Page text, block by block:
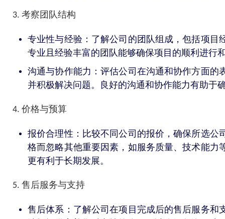
3. 考察团队结构
专业性与经验：了解公司的团队组成，包括项
专业且经验丰富的团队能够确保项目的顺利进行
沟通与协作能力：评估公司在沟通和协作方面
并积极解决问题。良好的沟通和协作能力有助于
4. 价格与预算
报价合理性：比较不同公司的报价，确保所选
格而忽略其他重要因素，如服务质量、技术能
更有利于长期发展。
5. 售后服务与支持
售后体系：了解公司在项目完成后的售后服务